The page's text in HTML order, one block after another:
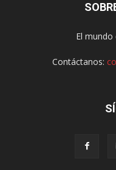
El
Contáctanos: